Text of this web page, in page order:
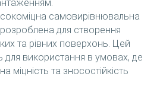
самовирівнювальна
розроблена для створення
та рівних поверхонь. Цей
для використання в умовах, де
міцність та зносостійкість